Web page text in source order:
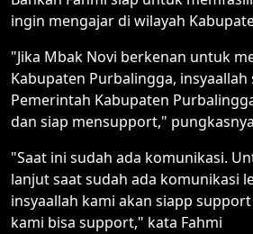
ingin mengajar di wilayah
"Jika Mbak Novi berkenan untuk
Kabupaten Purbalingga, insyaallah
Pemerintah Kabupaten
dan siap mensupport,"
"Saat ini sudah ada komunikasi.
lanjut saat sudah ada komunikasi
insyaallah kami akan siapp
kami bisa support," kata Fahmi